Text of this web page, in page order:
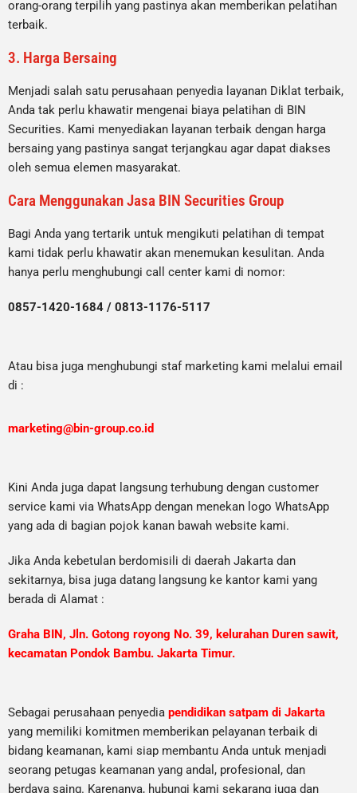
orang-orang terpilih yang pastinya akan memberikan pelatihan
terbaik.
3. Harga Bersaing
Menjadi salah satu perusahaan penyedia layanan Diklat terbaik,
Anda tak perlu khawatir mengenai biaya pelatihan di BIN
Securities. Kami menyediakan layanan terbaik dengan harga
bersaing yang pastinya sangat terjangkau agar dapat diakses
oleh semua elemen masyarakat.
Cara Menggunakan Jasa BIN Securities Group
Bagi Anda yang tertarik untuk mengikuti pelatihan di tempat
kami tidak perlu khawatir akan menemukan kesulitan. Anda
hanya perlu menghubungi call center kami di nomor:
0857-1420-1684 / 0813-1176-5117
Atau bisa juga menghubungi staf marketing kami melalui email
di :
marketing@bin-group.co.id
Kini Anda juga dapat langsung terhubung dengan customer
service kami via WhatsApp dengan menekan logo WhatsApp
yang ada di bagian pojok kanan bawah website kami.
Jika Anda kebetulan berdomisili di daerah Jakarta dan
sekitarnya, bisa juga datang langsung ke kantor kami yang
berada di Alamat :
Graha BIN, Jln. Gotong royong No. 39, kelurahan Duren sawit,
kecamatan Pondok Bambu. Jakarta Timur.
Sebagai perusahaan penyedia pendidikan satpam di Jakarta
yang memiliki komitmen memberikan pelayanan terbaik di
bidang keamanan, kami siap membantu Anda untuk menjadi
seorang petugas keamanan yang andal, profesional, dan
berdaya saing. Karenanya, hubungi kami sekarang juga dan